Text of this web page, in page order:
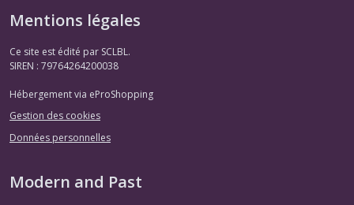
Mentions légales
Ce site est édité par SCLBL.
SIREN : 79764264200038
Hébergement via eProShopping
Gestion des cookies
Données personnelles
Modern and Past